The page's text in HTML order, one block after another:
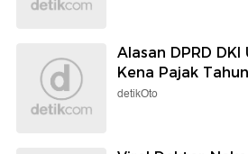
Alasan DPRD
Kena Pajak
detikOto